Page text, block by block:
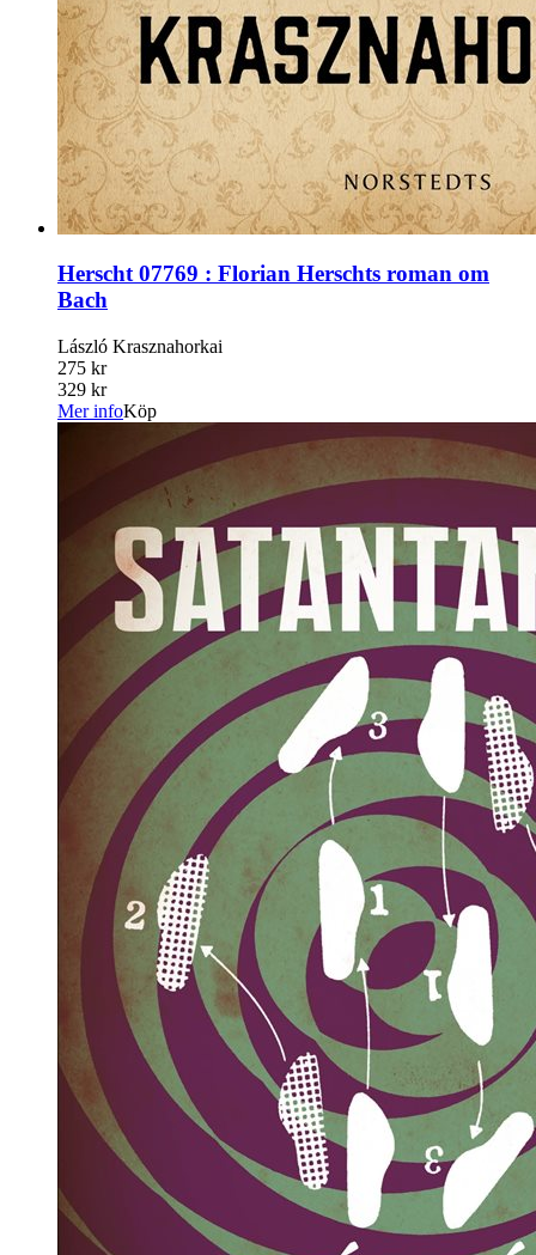
Herscht 07769 : Florian Herschts roman om
Bach
László Krasznahorkai
275 kr
329 kr
Mer infoKöp